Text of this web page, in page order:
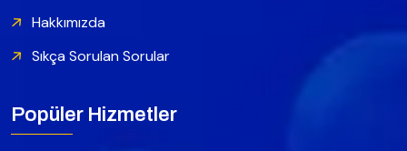
Hakkımızda
Sıkça Sorulan Sorular
Popüler Hizmetler